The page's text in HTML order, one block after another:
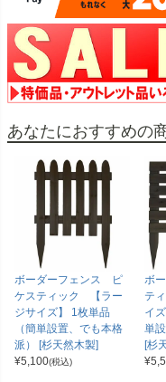
あなたにおすすめの
ボーダーフェンス ピ
ケスティック 【ラー
ジサイズ】 1枚単品
（簡単設置、でも本格
派） [杉天然木製]
¥5,100(税込)
ボ
テ
イ
単
[杉
¥